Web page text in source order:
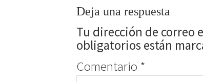
Deja una respuesta
Tu dirección de correo
obligatorios están
Comentario *